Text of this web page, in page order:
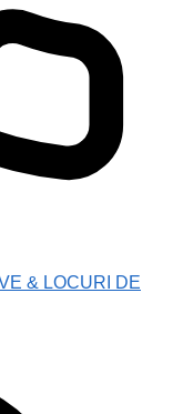
& LOCURI DE